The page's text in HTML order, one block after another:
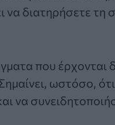
να διατηρήσετε τη
που έρχονται
ωστόσο,
να